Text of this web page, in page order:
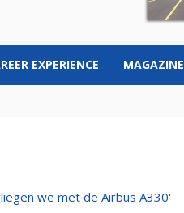
EXPERIENCE MAGAZINE
we met de Airbus A330'